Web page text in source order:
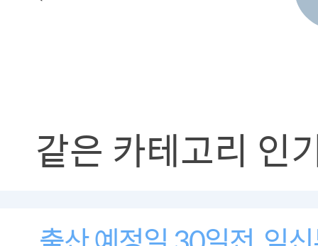
같은 카테고리 인